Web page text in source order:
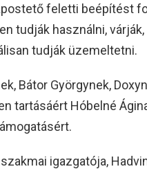
feletti beépítést
tudják használni, várják,
tudják üzemeltetni.
Bátor Györgynek,
tartásáért Hóbelné
igazgatója,